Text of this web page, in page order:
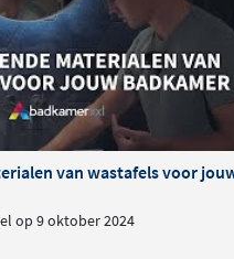
en materiaalsoort voor
onderkast en kranen,
van wastafels voor
op 9 oktober 2024